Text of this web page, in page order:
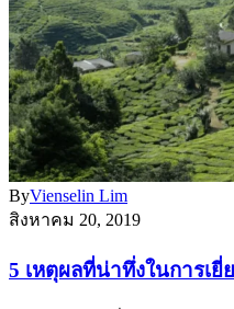
ByVienselin Lim
สิงหาคม 20, 2019
5 เหตุผลที่น่าทึ่งในการเยี่